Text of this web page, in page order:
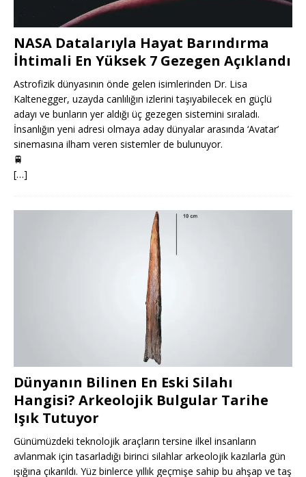
NASA Datalarıyla Hayat Barındırma
İhtimali En Yüksek 7 Gezegen Açıklandı
Astrofizik dünyasının önde gelen isimlerinden Dr. Lisa
Kaltenegger, uzayda canlılığın izlerini taşıyabilecek en güçlü
adayı ve bunların yer aldığı üç gezegen sistemini sıraladı.
İnsanlığın yeni adresi olmaya aday dünyalar arasında ‘Avatar’
sinemasına ilham veren sistemler de bulunuyor.
🚆
[…]
Dünyanın Bilinen En Eski Silahı
Hangisi? Arkeolojik Bulgular Tarihe
Işık Tutuyor
Günümüzdeki teknolojik araçların tersine ilkel insanların
avlanmak için tasarladığı birinci silahlar arkeolojik kazılarla gün
ışığına çıkarıldı. Yüz binlerce yıllık geçmişe sahip bu ahşap ve taş